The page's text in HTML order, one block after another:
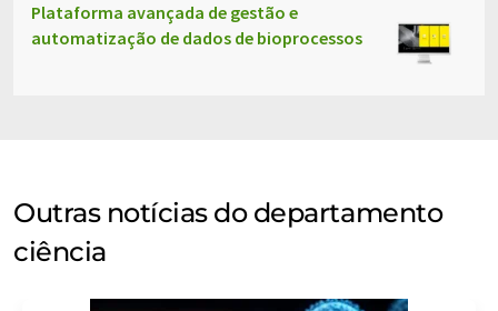
Plataforma avançada de gestão e
automatização de dados de bioprocessos
Outras notícias do departamento
ciência